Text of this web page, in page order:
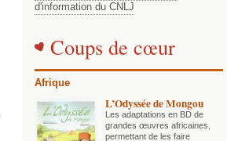
d'information du CNLJ
Coups de cœur
Afrique
L’Odyssée de Mongou
Les adaptations en BD de
grandes œuvres africaines,
permettant de les faire